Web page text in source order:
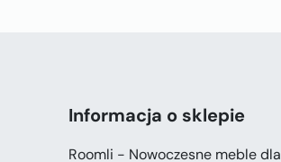
Informacja o sklepie
Roomli - Nowoczesne meble dla